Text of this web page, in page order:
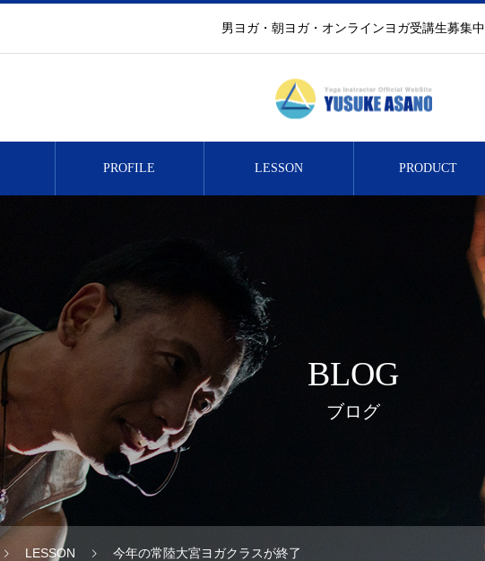
男ヨガ・朝ヨガ・オンラインヨガ受講生募集中
PROFILE LESSON PRODUCT
BLOG
ブログ
LESSON 今年の常陸大宮ヨガクラスが終了